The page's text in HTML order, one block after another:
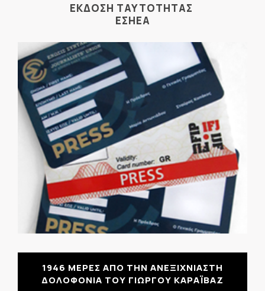
ΕΚΔΟΣΗ ΤΑΥΤΟΤΗΤΑΣ
ΕΣΗΕΑ
1946 ΜΕΡΕΣ ΑΠΟ ΤΗΝ ΑΝΕΞΙΧΝΙΑΣΤΗ
ΔΟΛΟΦΟΝΙΑ ΤΟΥ ΓΙΩΡΓΟΥ ΚΑΡΑΪΒΑΖ